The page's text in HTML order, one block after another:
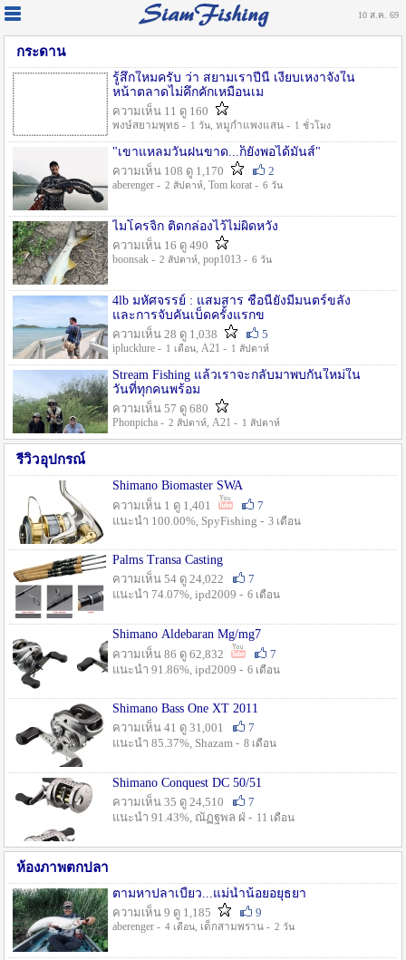
10 ส.ค. 69
กระดาน
รู้สึกใหมครับ ว่า สยามเราปีนี้ เงียบเหงาจังใน
หน้าตลาดไม่คึกคักเหมือนเม
ความเห็น 11 ดู 160
พงษ์สยามพุทธ - 1 วัน, หมูกำแพงแสน - 1 ชั่วโมง
"เขาแหลมวันฝนขาด...ก็ยังพอได้มันส์"
ความเห็น 108 ดู 1,170
2
aberenger - 2 สัปดาห์, Tom korat - 6 วัน
ไมโครจิ้ก ติดกล่องไว้ไม่ผิดหวัง
ความเห็น 16 ดู 490
boonsak - 2 สัปดาห์, pop1013 - 6 วัน
4lb มหัศจรรย์ : แสมสาร ชื่อนี้ยังมีมนตร์ขลัง
และการจับคันเบ็ดครั้งแรกข
ความเห็น 28 ดู 1,038
5
iplucklure - 1 เดือน, A21 - 1 สัปดาห์
Stream Fishing แล้วเราจะกลับมาพบกันใหม่ใน
วันที่ทุกคนพร้อม
ความเห็น 57 ดู 680
Phonpicha - 2 สัปดาห์, A21 - 1 สัปดาห์
รีวิวอุปกรณ์
Shimano Biomaster SWA
ความเห็น 1 ดู 1,401
7
แนะนำ 100.00%, SpyFishing - 3 เดือน
Palms Transa Casting
ความเห็น 54 ดู 24,022
7
แนะนำ 74.07%, ipd2009 - 6 เดือน
Shimano Aldebaran Mg/mg7
ความเห็น 86 ดู 62,832
7
แนะนำ 91.86%, ipd2009 - 6 เดือน
Shimano Bass One XT 2011
ความเห็น 41 ดู 31,001
7
แนะนำ 85.37%, Shazam - 8 เดือน
Shimano Conquest DC 50/51
ความเห็น 35 ดู 24,510
7
แนะนำ 91.43%, ณัฏฐพล ฝ่ - 11 เดือน
ห้องภาพตกปลา
ตามหาปลาเบี้ยว...แม่น้ำน้อยอยุธยา
ความเห็น 9 ดู 1,185
9
aberenger - 4 เดือน, เด็กสามพราน - 2 วัน